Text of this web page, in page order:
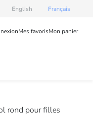
English Français
Mes favorisMon panier
rond pour filles